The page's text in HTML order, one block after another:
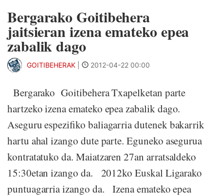
Bergarako Goitibehera
jaitsieran izena emateko epea
zabalik dago
GOITIBEHERAK 2012-04-22 00:00
Bergarako Goitibehera Txapelketan parte
hartzeko izena emateko epea zabalik dago.
Aseguru espezifiko baliagarria dutenek bakarrik
hartu ahal izango dute parte. Eguneko asegurua
kontratatuko da. Maiatzaren 27an arratsaldeko
15:30etan izango da. 2012ko Euskal Ligarako
puntuagarria izango da. Izena emateko epea